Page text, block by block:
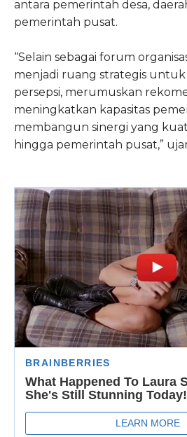
antara pemerintah desa,
pemerintah pusat.
“Selain sebagai forum
menjadi ruang strategis
persepsi, merumuskan
meningkatkan kapasitas
membangun sinergi yang
hingga pemerintah pusat,”